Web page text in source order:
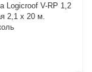
Logicroof V-RP 1,2
2,1 x 20 м.